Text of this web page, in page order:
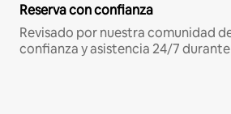
Reserva con confianza
Revisado por nuestra comunidad
confianza y asistencia 24/7